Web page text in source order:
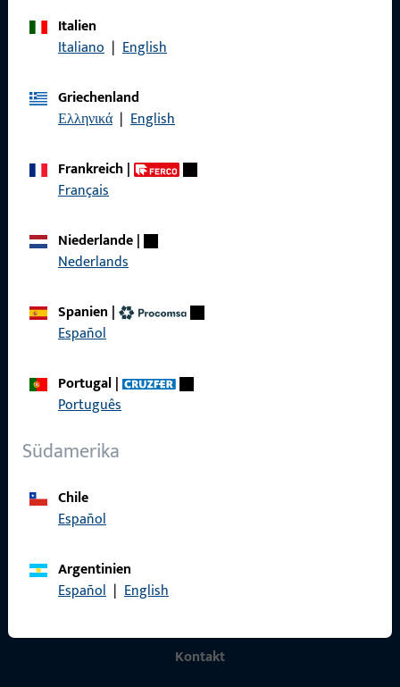
Rufen Sie uns an
Italien
Italiano | English
Griechenland
Ελληνικά | English
Frankreich|
Français
Niederlande|
Nederlands
Spanien |
Español
Portugal|
Português
Südamerika
Chile
Español
Argentinien
Español | English
Kontakt